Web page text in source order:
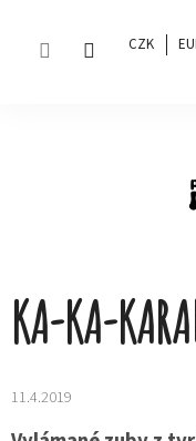
CZK
KA-KA-
11.4.2019